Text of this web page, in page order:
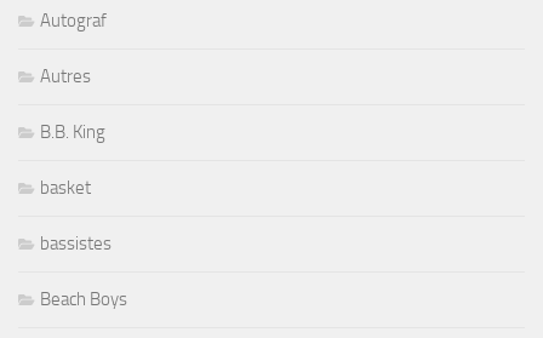
Autograf
Autres
B.B. King
basket
bassistes
Beach Boys